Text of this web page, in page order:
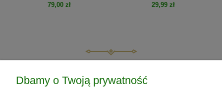
79,00 zł
do koszyka
29,99 zł
do koszyka
Dbamy o Twoją prywatność